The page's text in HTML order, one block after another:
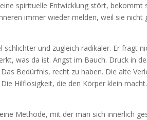
spirituelle Entwicklung stört, bekommt
immer wieder melden, weil sie
schlichter und zugleich radikaler. Er fragt
was da ist. Angst im Bauch. Druck in
Bedürfnis, recht zu haben. Die alte
Hilflosigkeit, die den Körper klein
Methode, mit der man sich innerlich